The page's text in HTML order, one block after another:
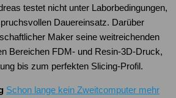
testet nicht unter Laborbedingungen,
Dauereinsatz. Darüber
Maker seine weitreichenden
Bereichen FDM- und Resin-3D-Druck,
bis zum perfekten Slicing-Profil.
Schon lange kein Zweitcomputer mehr